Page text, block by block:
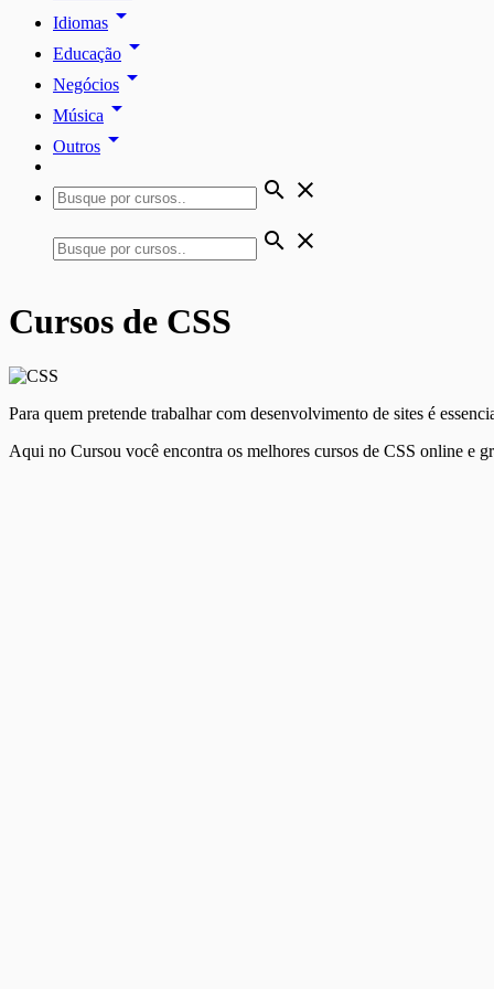
Idiomas arrow_drop_down
Educação arrow_drop_down
Negócios arrow_drop_down
Música arrow_drop_down
Outros arrow_drop_down
search close
search close
Cursos de CSS
Para quem pretende trabalhar com desenvolvimento de sites é
Aqui no Cursou você encontra os melhores cursos de CSS online e